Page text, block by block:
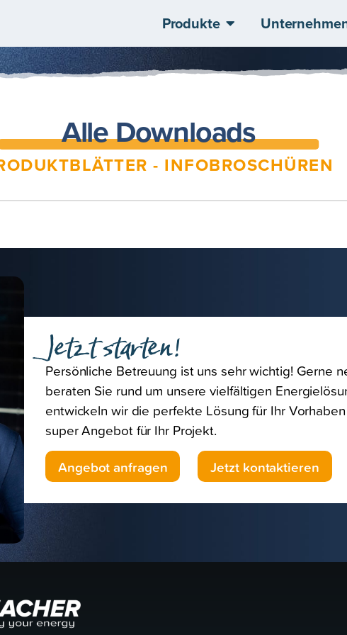
Produkte
Alle Downloads
- INFOBROSCHÜREN
Jetzt starten!
Persönliche Betreuung ist uns sehr wichtig! Gerne
beraten Sie rund um unsere vielfältigen
entwickeln wir die perfekte Lösung für Ihr
super Angebot für Ihr Projekt.
Angebot anfragen
Jetzt kontaktieren